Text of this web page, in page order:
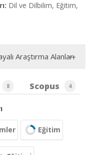
Dil ve Dilbilim, Eğitim,
Araştırma Alanları
8 Scopus 4
Eğitim